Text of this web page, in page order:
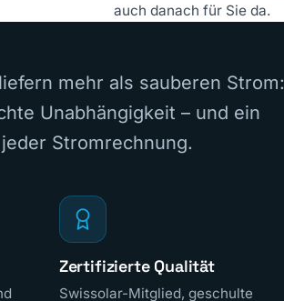
auch danach für Sie da.
mehr als sauberen Strom:
Unabhängigkeit – und ein
Stromrechnung.
Zertifizierte Qualität
Swissolar-Mitglied, geschulte